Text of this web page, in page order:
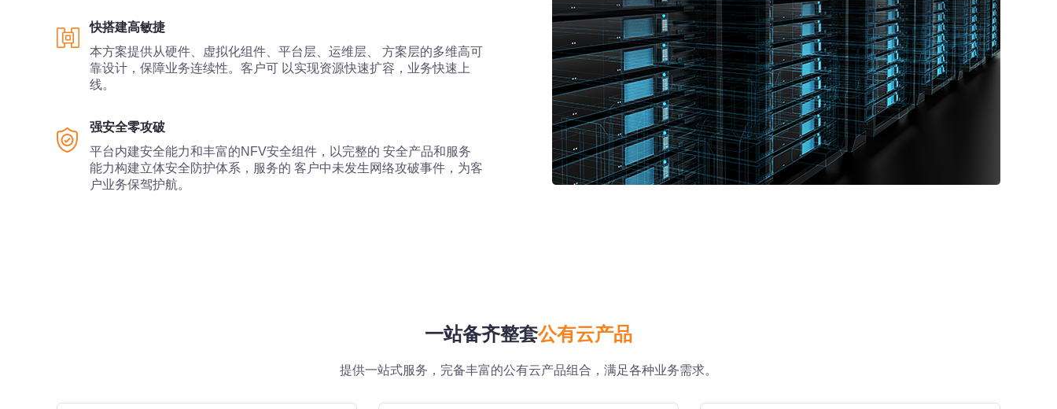
快搭建高敏捷
本方案提供从硬件、虚拟化组件、平台层、运维层、 方案层的多维高可
靠设计，保障业务连续性。客户可 以实现资源快速扩容，业务快速上
线。
强安全零攻破
平台内建安全能力和丰富的NFV安全组件，以完整的 安全产品和服务
能力构建立体安全防护体系，服务的 客户中未发生网络攻破事件，为客
户业务保驾护航。
一站备齐整套公有云产品
提供一站式服务，完备丰富的公有云产品组合，满足各种业务需求。